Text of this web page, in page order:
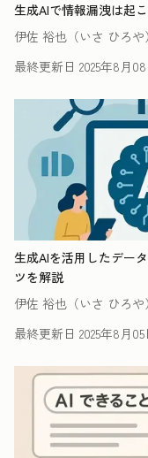
生成AIで情報漏洩は起
伊佐 裕也（いさ ひろや）
最終更新日 2025年8月08
生成AIを活用したデー
ツを解説
伊佐 裕也（いさ ひろや）
最終更新日 2025年8月05